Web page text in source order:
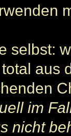
selbst:
aus
im
nicht